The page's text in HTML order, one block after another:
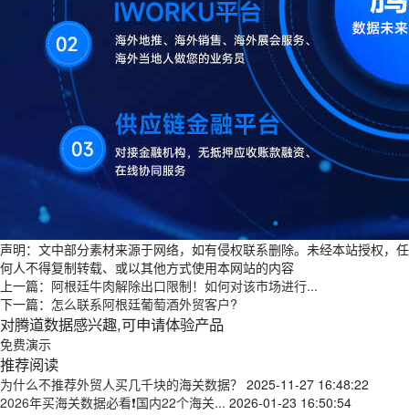
声明：文中部分素材来源于网络，如有侵权联系删除。未经本站授权，任
何人不得复制转载、或以其他方式使用本网站的内容
上一篇： 阿根廷牛肉解除出口限制！如何对该市场进行...
下一篇： 怎么联系阿根廷葡萄酒外贸客户?
对腾道数据感兴趣,可申请体验产品
免费演示
推荐阅读
为什么不推荐外贸人买几千块的海关数据？ 2025-11-27 16:48:22
2026年买海关数据必看❗国内22个海关... 2026-01-23 16:50:54